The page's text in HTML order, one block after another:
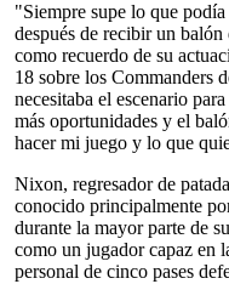
"Siempre supe lo que
después de recibir un
como recuerdo de su
18 sobre los Commanders
necesitaba el escenario
más oportunidades y el
hacer mi juego y lo que
Nixon, regresador de
conocido principalmente
durante la mayor parte de
como un jugador capaz en
personal de cinco pases